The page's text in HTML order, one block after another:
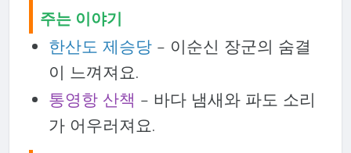
주는 이야기
한산도 제승당– 이순신 장군의 숨결
이 느껴져요.
통영항 산책 – 바다 냄새와 파도 소리
가 어우러져요.